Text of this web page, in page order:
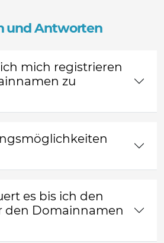
und Antworten
mich registrieren
zu
es bis ich den
den Domainnamen